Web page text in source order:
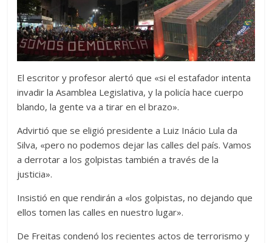
El escritor y profesor alertó que «si el estafador intenta
invadir la Asamblea Legislativa, y la policía hace cuerpo
blando, la gente va a tirar en el brazo».
Advirtió que se eligió presidente a Luiz Inácio Lula da
Silva, «pero no podemos dejar las calles del país. Vamos
a derrotar a los golpistas también a través de la
justicia».
Insistió en que rendirán a «los golpistas, no dejando que
ellos tomen las calles en nuestro lugar».
De Freitas condenó los recientes actos de terrorismo y